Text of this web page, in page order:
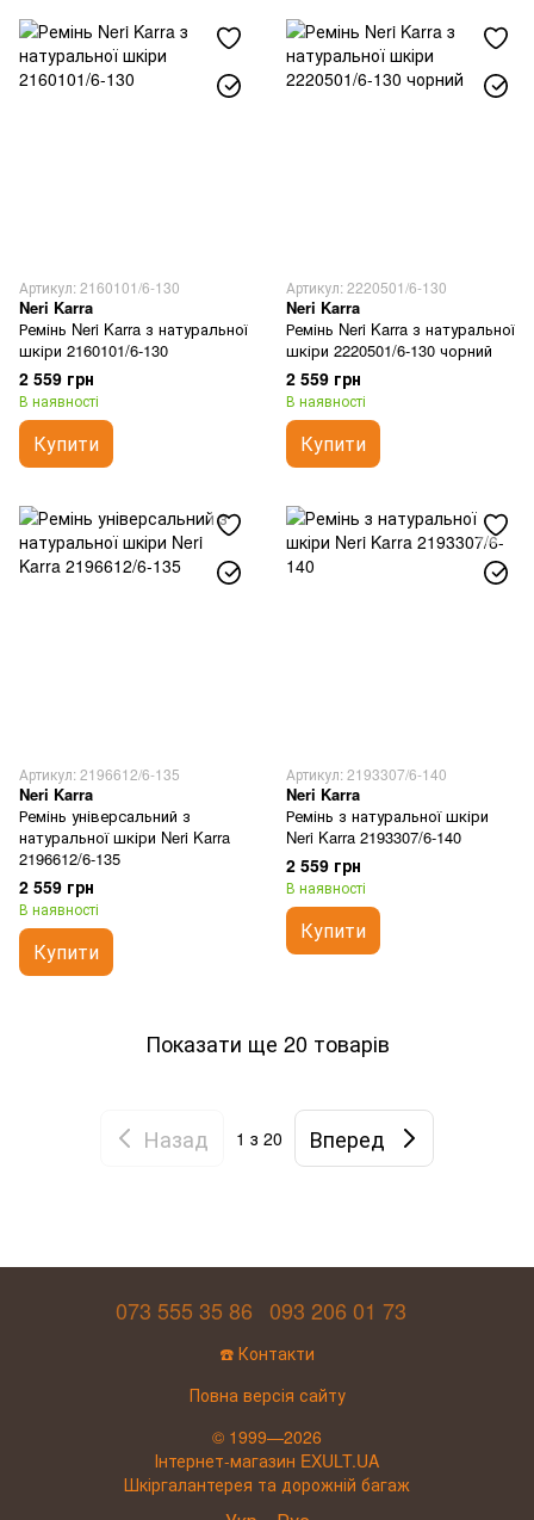
Артикул: 2160101/6-130
Neri Karra
Ремінь Neri Karra з натуральної
шкіри 2160101/6-130
2 559 грн
В наявності
Купити
Артикул: 2220501/6-130
Neri Karra
Ремінь Neri Karra з натуральної
шкіри 2220501/6-130 чорний
2 559 грн
В наявності
Купити
Артикул: 2196612/6-135
Neri Karra
Ремінь універсальний з
натуральної шкіри Neri Karra
2196612/6-135
2 559 грн
В наявності
Купити
Артикул: 2193307/6-140
Neri Karra
Ремінь з натуральної шкіри
Neri Karra 2193307/6-140
2 559 грн
В наявності
Купити
Показати ще 20 товарів
Назад 1 з 20 Вперед
073 555 35 86 093 206 01 73
☎️ Контакти
Повна версія сайту
© 1999—2026
Інтернет-магазин EXULT.UA
Шкіргалантерея та дорожній багаж